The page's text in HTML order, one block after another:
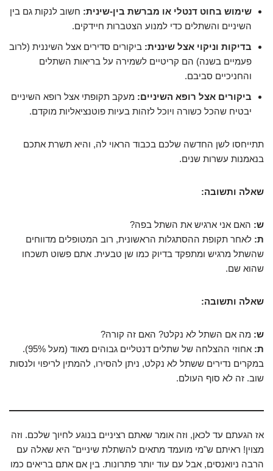
שימוש בחוט דנטלי או מברשת בין-שינית: חשוב לנקות גם בין
השיניים והשתלים כדי למנוע הצטברות חיידקים.
בדיקות וניקוי אצל שיננית: ביקורים סדירים אצל השיננית (לרוב
פעמיים בשנה) הם קריטיים לשמירה על בריאות השתלים
והחניכיים סביבם.
ביקורים אצל רופא השיניים: מעקב תקופתי אצל רופא השיניים
יבטיח שהכל כשורה ויוכל לזהות בעיות פוטנציאליות מוקדם.
תתייחסו לשן החדשה שלכם בכבוד הראוי לה, והיא תשרת אתכם
בנאמנות עשרות שנים.
שאלה ותשובה:
ש: האם אני ארגיש את השתל בפה?
ת: לאחר תקופת ההסתגלות הראשונית, רוב המטופלים מדווחים
שהשתל מרגיש ומתפקד בדיוק כמו שן טבעית. אתם פשוט תשכחו
שהוא שם.
שאלה ותשובה:
ש: מה אם השתל לא נקלט? האם זה קורה?
ת:
אחוזי ההצלחה של שתלים דנטליים גבוהים מאוד (מעל 95%).
במקרים נדירים ששתל לא נקלט, ניתן להסירו, להמתין לריפוי ולנסות
שוב. זה לא סוף העולם.
אז הגעתם עד לכאן, וזה אומר שאתם רציניים בנוגע לחיוך שלכם. וזה
מצוין! ראיתם ש"מי מועמד מתאים להשתלת שיניים" היא שאלה עם
הרבה ניואנסים, אבל עם עוד יותר פתרונות. בין אם אתם בריאים כמו